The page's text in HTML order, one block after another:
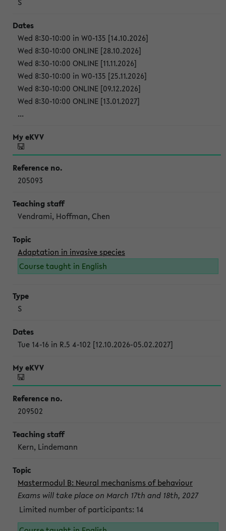
Wed 8:30-10:00 in W0-135 [14.10.2026]
Wed 8:30-10:00 ONLINE [28.10.2026]
Wed 8:30-10:00 ONLINE [11.11.2026]
Wed 8:30-10:00 in W0-135 [25.11.2026]
Wed 8:30-10:00 ONLINE [09.12.2026]
Wed 8:30-10:00 ONLINE [13.01.2027]
...
205093
Vendrami, Hoffman, Chen
Adaptation in invasive species
Course taught in English
S
Tue 14-16 in R.5 4-102 [12.10.2026-05.02.2027]
209502
Kern, Lindemann
Mastermodul B: Neural mechanisms of behaviour
Exams will take place on March 17th and 18th, 2027
Limited number of participants: 14